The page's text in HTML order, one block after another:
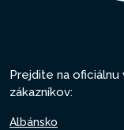
Prejdite na
zákazníkov:
Albánsko